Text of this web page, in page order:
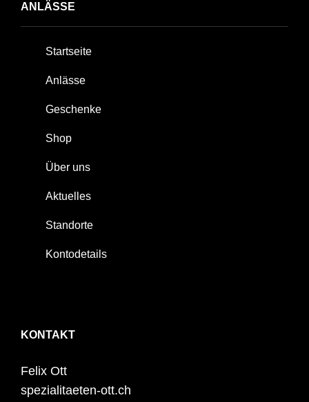
ANLÄSSE
Startseite
Anlässe
Geschenke
Shop
Über uns
Aktuelles
Standorte
Kontodetails
KONTAKT
Felix Ott
spezialitaeten-ott.ch